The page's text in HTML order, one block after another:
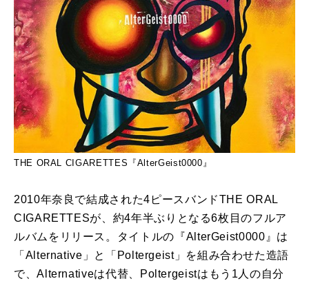
THE ORAL CIGARETTES『AlterGeist0000』
2010年奈良で結成された4ピースバンドTHE ORAL
CIGARETTESが、約4年半ぶりとなる6枚目のフルア
ルバムをリリース。タイトルの『AlterGeist0000』は
「Alternative」と「Poltergeist」を組み合わせた造語
で、Alternativeは代替、Poltergeistはもう1人の自分